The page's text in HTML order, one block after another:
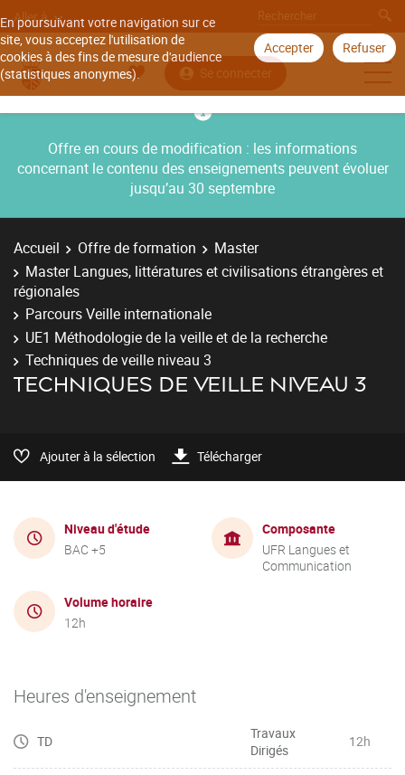
En poursuivant votre navigation sur ce
site, vous acceptez l'utilisation de
cookies à des fins de mesure d'audience
(statistiques anonymes).
Accepter Refuser
Aller à
Se connecter
Offre en cours de modification : les informations
concernant le contenu des enseignements peuvent évoluer
jusqu’au 30 septembre
Accueil Offre de formation
Master
Master Langues, littératures et civilisations étrangères et
régionales
Parcours Veille internationale
UE1 Méthodologie de la veille et de la recherche
Techniques de veille niveau 3
TECHNIQUES DE VEILLE NIVEAU 3
Ajouter à la sélection Télécharger
Niveau d'étude
BAC +5
Composante
UFR Langues et
Communication
Volume horaire
12h
Heures d'enseignement
TD
Travaux
Dirigés
12h